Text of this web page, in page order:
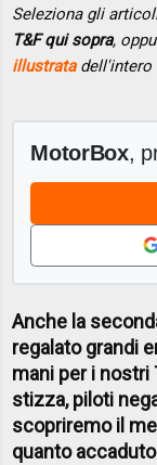
Seleziona gli
T&F qui sopra,
illustratadell'intero
MotorBox,
Anche la
regalato grandi
mani per i nostri
stizza, piloti
scopriremo il
quanto